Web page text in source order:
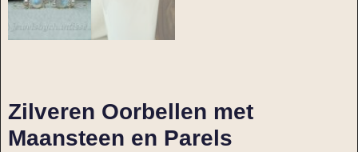
Zilveren Oorbellen met
Maansteen en Parels